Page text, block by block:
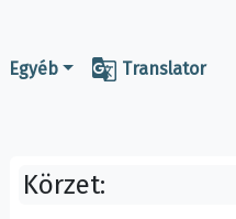
Egyéb  Translator
Körzet: